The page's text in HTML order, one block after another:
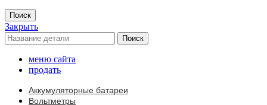
Поиск
Закрыть
Поиск
меню сайта
продать
Аккумуляторные батареи
Вольтметры